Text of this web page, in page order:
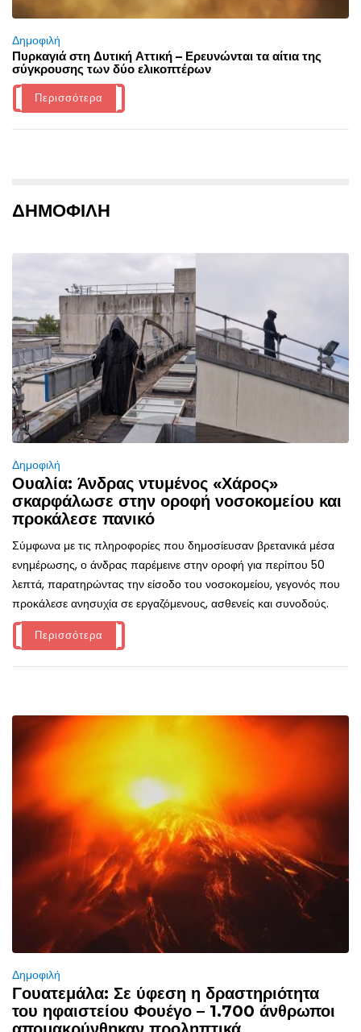
Δημοφιλή
Πυρκαγιά στη Δυτική Αττική – Ερευνώνται τα αίτια της
σύγκρουσης των δύο ελικοπτέρων
Περισσότερα
ΔΗΜΟΦΙΛΗ
Δημοφιλή
Ουαλία: Άνδρας ντυμένος «Χάρος»
σκαρφάλωσε στην οροφή νοσοκομείου και
προκάλεσε πανικό
Σύμφωνα με τις πληροφορίες που δημοσίευσαν βρετανικά μέσα
ενημέρωσης, ο άνδρας παρέμεινε στην οροφή για περίπου 50
λεπτά, παρατηρώντας την είσοδο του νοσοκομείου, γεγονός που
προκάλεσε ανησυχία σε εργαζόμενους, ασθενείς και συνοδούς.
Περισσότερα
Δημοφιλή
Γουατεμάλα: Σε ύφεση η δραστηριότητα
του ηφαιστείου Φουέγο – 1.700 άνθρωποι